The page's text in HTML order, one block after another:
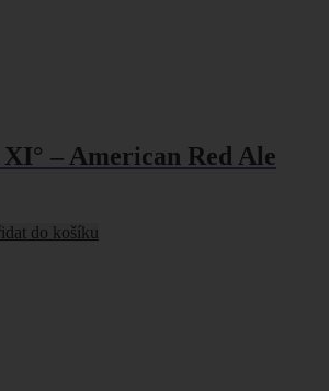
– American Red Ale
do košíku